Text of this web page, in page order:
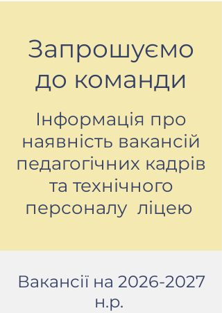
Запрошуємо
до команди
Інформація про
наявність вакансій
педагогічних кадрів
та технічного
персоналу ліцею
Вакансії на 2026-2027
н.р.